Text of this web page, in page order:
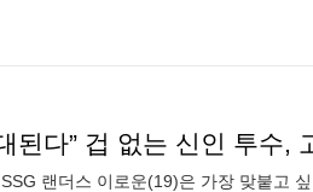
된다” 겁 없는 신인 투수,
랜더스 이로운(19)은 가장 맞붙고